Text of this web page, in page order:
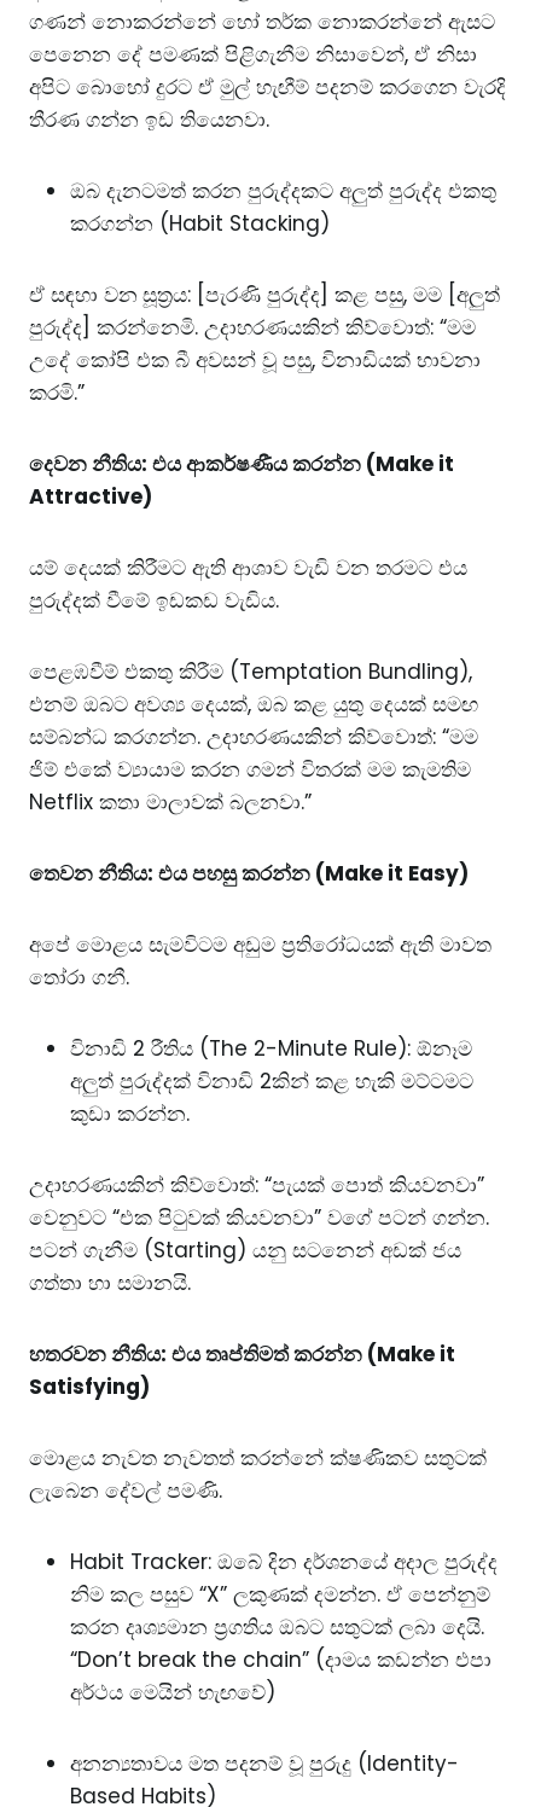
ගණන් නොකරන්නේ හෝ තර්ක නොකරන්නේ ඇසට
පෙනෙන දේ පමණක් පිළිගැනීම නිසාවෙන්, ඒ නිසා
අපිට බොහෝ දුරට ඒ මුල් හැඟීම් පදනම් කරගෙන වැරදි
තීරණ ගන්න ඉඩ තියෙනවා.
ඔබ දැනටමත් කරන පුරුද්දකට අලුත් පුරුද්ද එකතු
කරගන්න (Habit Stacking)
ඒ සඳහා වන සූත්‍රය: [පැරණි පුරුද්ද] කළ පසු, මම [අලුත්
පුරුද්ද] කරන්නෙමි. උදාහරණයකින් කිව්වොත්: “මම
උදේ කෝපි එක බී අවසන් වූ පසු, විනාඩියක් භාවනා
කරමි.”
දෙවන නීතිය: එය ආකර්ෂණීය කරන්න (Make it
Attractive)
යම් දෙයක් කිරීමට ඇති ආශාව වැඩි වන තරමට එය
පුරුද්දක් වීමේ ඉඩකඩ වැඩිය.
පෙළඹවීම් එකතු කිරීම (Temptation Bundling),
එනම් ඔබට අවශ්‍ය දෙයක්, ඔබ කළ යුතු දෙයක් සමඟ
සම්බන්ධ කරගන්න. උදාහරණයකින් කිව්වොත්: “මම
ජිම් එකේ ව්‍යායාම කරන ගමන් විතරක් මම කැමතිම
Netflix කතා මාලාවක් බලනවා.”
තෙවන නීතිය: එය පහසු කරන්න (Make it Easy)
අපේ මොළය සැමවිටම අඩුම ප්‍රතිරෝධයක් ඇති මාවත
තෝරා ගනී.
විනාඩි 2 රීතිය (The 2-Minute Rule): ඕනෑම
අලුත් පුරුද්දක් විනාඩි 2කින් කළ හැකි මට්ටමට
කුඩා කරන්න.
උදාහරණයකින් කිව්වොත්: “පැයක් පොත් කියවනවා”
වෙනුවට “එක පිටුවක් කියවනවා” වගේ පටන් ගන්න.
පටන් ගැනීම (Starting) යනු සටනෙන් අඩක් ජය
ගත්තා හා සමානයි.
හතරවන නීතිය: එය තෘප්තිමත් කරන්න (Make it
Satisfying)
මොළය නැවත නැවතත් කරන්නේ ක්ෂණිකව සතුටක්
ලැබෙන දේවල් පමණි.
Habit Tracker: ඔබේ දින දර්ශනයේ අදාල පුරුද්ද
නිම කල පසුව “X” ලකුණක් දමන්න. ඒ පෙන්නුම්
කරන දෘශ්‍යමාන ප්‍රගතිය ඔබට සතුටක් ලබා දෙයි.
“Don’t break the chain” (දාමය කඩන්න එපා
අර්ථය මෙයින් හැඟවේ)
අනන්‍යතාවය මත පදනම් වූ පුරුදු (Identity-
Based Habits)